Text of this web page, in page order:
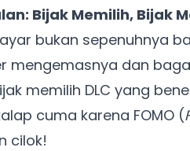
Bijak Memilih, Bijak
bukan sepenuhnya
mengemasnya dan
memilih DLC yang
cuma karena FOMO (
cilok!